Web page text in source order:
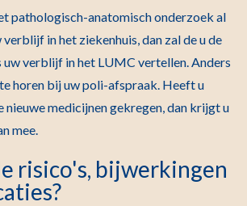
pathologisch-anatomisch onderzoek al
in het ziekenhuis, dan zal de u de
verblijf in het LUMC vertellen. Anders
horen bij uw poli-afspraak. Heeft u
nieuwe medicijnen gekregen, dan krijgt u
mee.
risico's, bijwerkingen